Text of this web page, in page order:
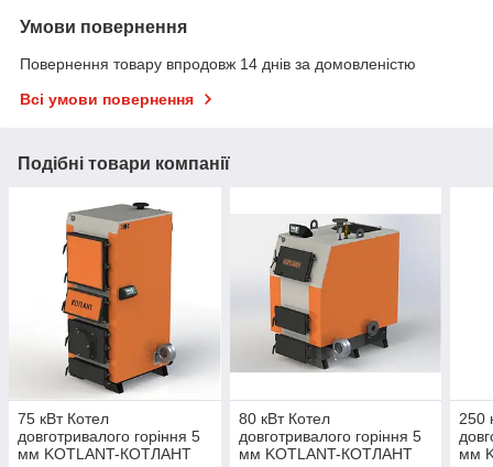
Умови повернення
Повернення товару впродовж 14 днів за домовленістю
Всі умови повернення
Подібні товари компанії
75 кВт Котел
довготривалого горіння 5
мм KOTLANT-КОТЛАНТ
80 кВт Котел
довготривалого горіння 5
мм KOTLANT-КОТЛАНТ
250
мм